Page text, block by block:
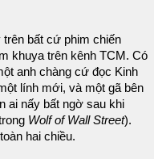
trên bất cứ phim chiến
khuya trên kênh TCM. Có
anh chàng cứ đọc Kinh
lính mới, và một gã bên
ai nấy bất ngờ sau khi
Wolf of Wall Street).
hai chiều.